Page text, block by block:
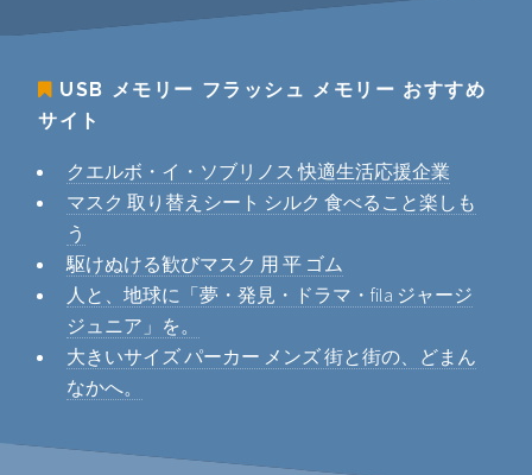
USB メモリー フラッシュ メモリー おすすめ
サイト
クエルボ・イ・ソブリノス 快適生活応援企業
マスク 取り替えシート シルク 食べること楽しも
う
駆けぬける歓びマスク 用 平 ゴム
人と、地球に「夢・発見・ドラマ・fila ジャージ
ジュニア」を。
大きいサイズ パーカー メンズ 街と街の、どまん
なかへ。